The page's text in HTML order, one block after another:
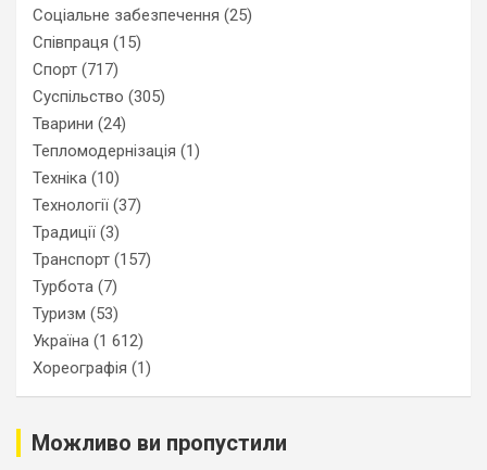
Соціальне забезпечення (25)
Співпраця (15)
Спорт (717)
Суспільство (305)
Тварини (24)
Тепломодернізація (1)
Техніка (10)
Технології (37)
Традиції (3)
Транспорт (157)
Турбота (7)
Туризм (53)
Україна (1 612)
Хореографія (1)
Можливо ви пропустили